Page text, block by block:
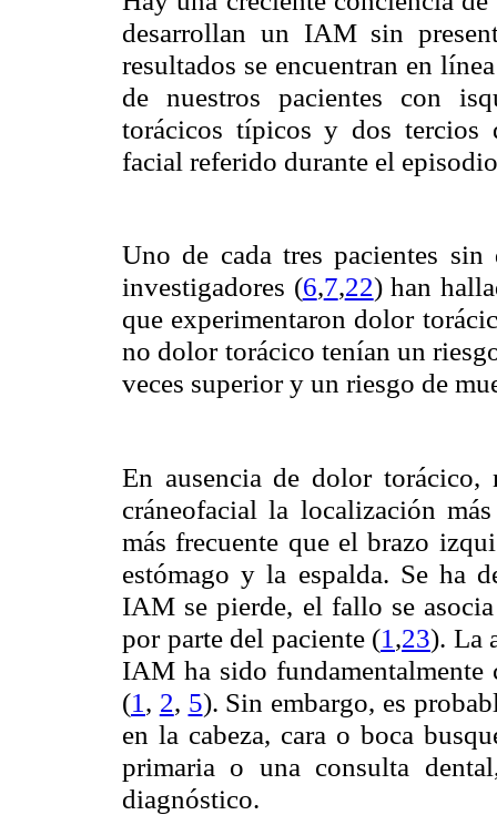
desarrollan un IAM sin
resultados se encuentran en
de nuestros pacientes con
torácicos típicos y dos tercios
facial referido durante el
Uno de cada tres pacientes
investigadores (6,7,22) han
que experimentaron dolor
no dolor torácico tenían un
veces superior y un riesgo de
En ausencia de dolor torácico,
cráneofacial la localización
más frecuente que el brazo
estómago y la espalda. Se ha
IAM se pierde, el fallo se
por parte del paciente (1 ,23). La
IAM ha sido fundamentalmente
(1 , 2, 5). Sin embargo, es
en la cabeza, cara o boca
primaria o una consulta
diagnóstico.